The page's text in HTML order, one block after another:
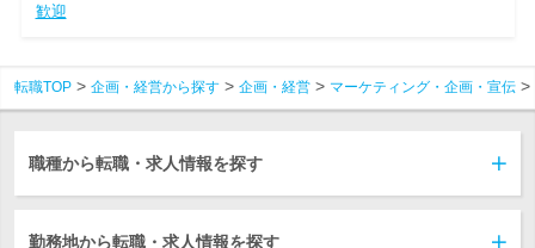
歓迎
転職TOP 企画・経営から探す 企画・経営 マーケティング・企画・宣伝
職種から転職・求人情報を探す
勤務地から転職・求人情報を探す